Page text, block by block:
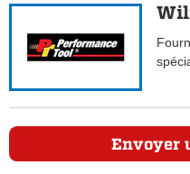
Envoyer